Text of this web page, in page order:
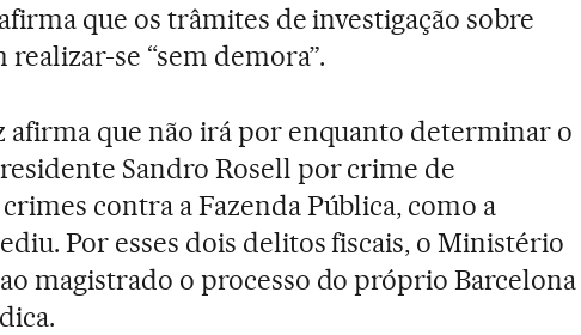
que os trâmites de investigação sobre
se “sem demora”.
afirma que não irá por enquanto determinar o
Sandro Rosell por crime de
contra a Fazenda Pública, como a
Por esses dois delitos fiscais, o Ministério
magistrado o processo do próprio Barcelona